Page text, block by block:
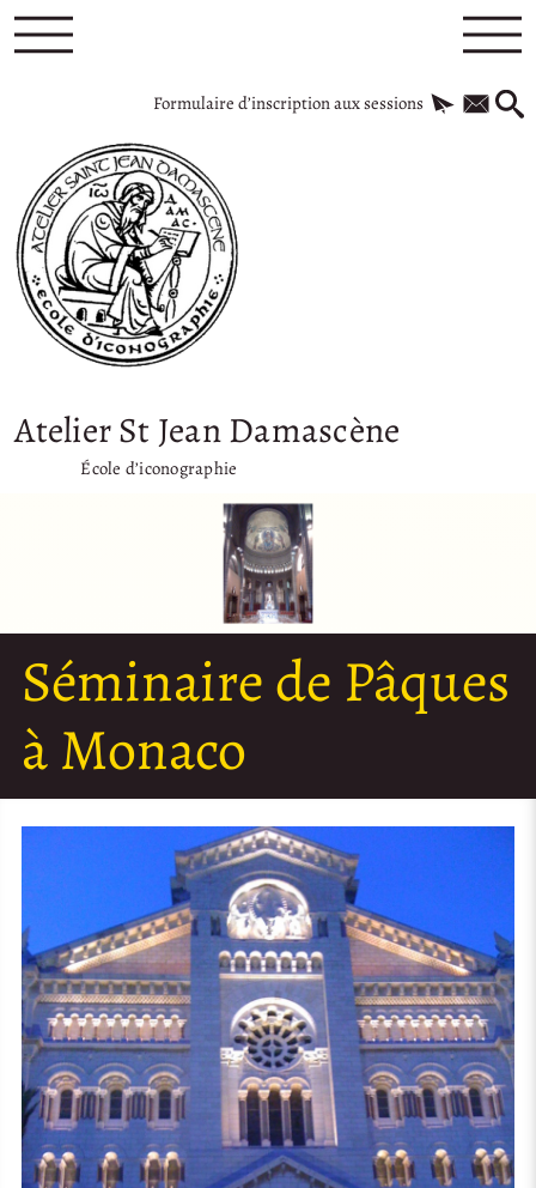
Formulaire d’inscription aux sessions
Atelier St Jean Damascène
École d’iconographie
Séminaire de Pâques
à Monaco